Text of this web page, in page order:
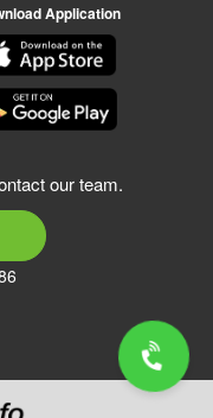
Application
our team.